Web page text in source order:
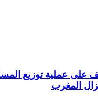
على عملية توزيع
المغرب